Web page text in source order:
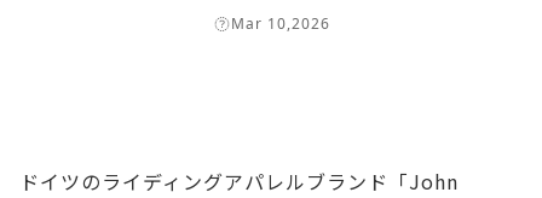
Mar 10,2026
ドイツのライディングアパレルブランド「John